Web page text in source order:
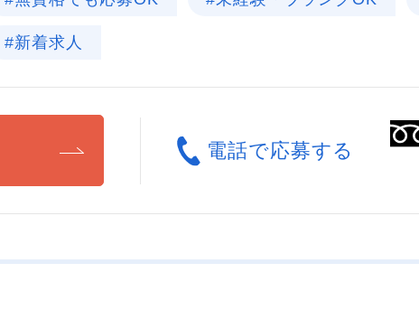
#新着求人
電話で応募する